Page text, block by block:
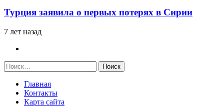
Турция заявила о первых потерях в Сирии
7 лет назад
Найти:
Главная
Контакты
Карта сайта